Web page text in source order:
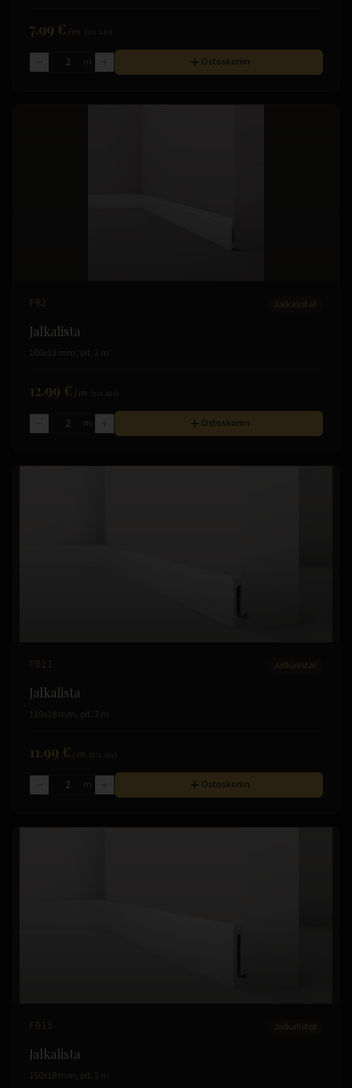
7.99 € /m
m Ostoskoriin
FB2 Jalkalistat
Jalkalista
100x13 mm, pit. 2 m
12.99 € /m
m Ostoskoriin
FD11 Jalkalistat
Jalkalista
110x18 mm, pit. 2 m
11.99 € /m
m Ostoskoriin
FD15 Jalkalistat
Jalkalista
150x18 mm, pit. 2 m